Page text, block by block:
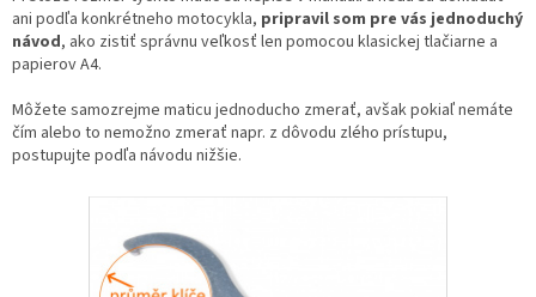
ani podľa konkrétneho motocykla, pripravil som pre vás jednoduchý
návod, ako zistiť správnu veľkosť len pomocou klasickej tlačiarne a
papierov A4.
Môžete samozrejme maticu jednoducho zmerať, avšak pokiaľ nemáte
čím alebo to nemožno zmerať napr. z dôvodu zlého prístupu,
postupujte podľa návodu nižšie.